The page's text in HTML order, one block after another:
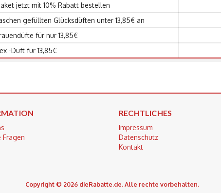
jetzt mit 10% Rabatt bestellen
gefüllten Glücksdüften unter 13,85€ an
für nur 13,85€
-Duft für 13,85€
Fragen
RECHTLICHES
Impressum
Datenschutz
Kontakt
Copyright © 2026 dieRabatte.de. Alle rechte vorbehalten.